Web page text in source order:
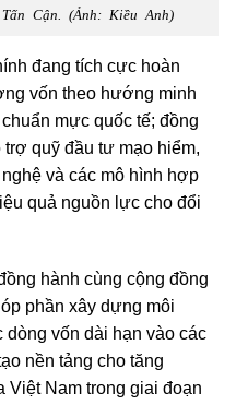
Cận. (Ảnh: Kiều Anh)
đang tích cực hoàn
vốn theo hướng minh
mực quốc tế; đồng
quỹ đầu tư mạo hiểm,
và các mô hình hợp
quả nguồn lực cho đổi
hành cùng cộng đồng
phần xây dựng môi
vốn dài hạn vào các
nền tảng cho tăng
Nam trong giai đoạn